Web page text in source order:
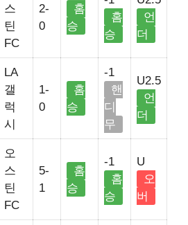
스
틴
FC
2-
0
홈
승
홈
승
언
더
LA
갤
럭
시
1-
0
홈
승
-1
핸
디
무
U2.5
언
더
오
스
틴
FC
5-
1
홈
승
-1
홈
승
U
오
버